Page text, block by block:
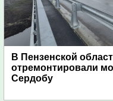
В Пензенской
отремонтировали
Сердобу